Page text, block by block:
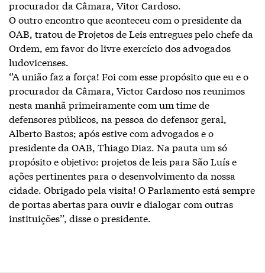
procurador da Câmara, Vitor Cardoso.
O outro encontro que aconteceu com o presidente da
OAB, tratou de Projetos de Leis entregues pelo chefe da
Ordem, em favor do livre exercício dos advogados
ludovicenses.
‘’A união faz a força! Foi com esse propósito que eu e o
procurador da Câmara, Victor Cardoso nos reunimos
nesta manhã primeiramente com um time de
defensores públicos, na pessoa do defensor geral,
Alberto Bastos; após estive com advogados e o
presidente da OAB, Thiago Diaz. Na pauta um só
propósito e objetivo: projetos de leis para São Luís e
ações pertinentes para o desenvolvimento da nossa
cidade. Obrigado pela visita! O Parlamento está sempre
de portas abertas para ouvir e dialogar com outras
instituições’’, disse o presidente.